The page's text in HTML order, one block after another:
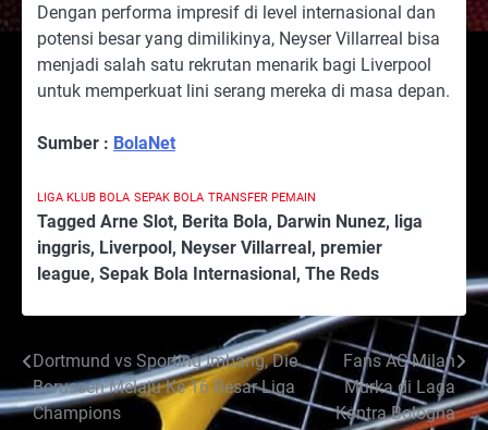
Dengan performa impresif di level internasional dan
potensi besar yang dimilikinya, Neyser Villarreal bisa
menjadi salah satu rekrutan menarik bagi Liverpool
untuk memperkuat lini serang mereka di masa depan.
Sumber : BolaNet
LIGA KLUB BOLA SEPAK BOLA TRANSFER PEMAIN
Tagged Arne Slot, Berita Bola, Darwin Nunez, liga
inggris, Liverpool , Neyser Villarreal , premier
league, Sepak Bola Internasional , The Reds
Post
navigation
Dortmund vs Sporting Imbang, Die
Borussen Melaju Ke 16 Besar Liga
Champions
Fans AC Milan
Murka di Laga
Kontra Bologna